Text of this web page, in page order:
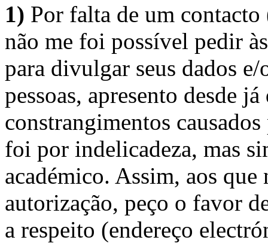
1) Por falta de um
não me foi possível pedir
para divulgar seus dados
pessoas, apresento desde
constrangimentos
foi por indelicadeza, mas
académico. Assim, aos
autorização, peço o favor
a respeito (endereço